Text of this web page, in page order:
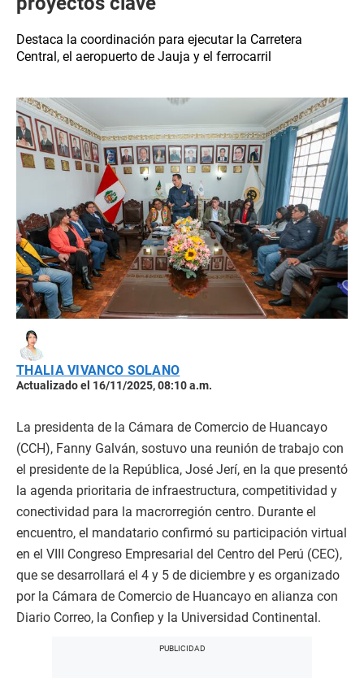
Destaca la coordinación para ejecutar la Carretera
Central, el aeropuerto de Jauja y el ferrocarril
THALIA VIVANCO SOLANO
Actualizado el 16/11/2025, 08:10 a.m.
La presidenta de la Cámara de Comercio de Huancayo
(CCH), Fanny Galván, sostuvo una reunión de trabajo con
el presidente de la República, José Jerí, en la que presentó
la agenda prioritaria de infraestructura, competitividad y
conectividad para la macrorregión centro. Durante el
encuentro, el mandatario confirmó su participación virtual
en el VIII Congreso Empresarial del Centro del Perú (CEC),
que se desarrollará el 4 y 5 de diciembre y es organizado
por la Cámara de Comercio de Huancayo en alianza con
Diario Correo, la Confiep y la Universidad Continental.